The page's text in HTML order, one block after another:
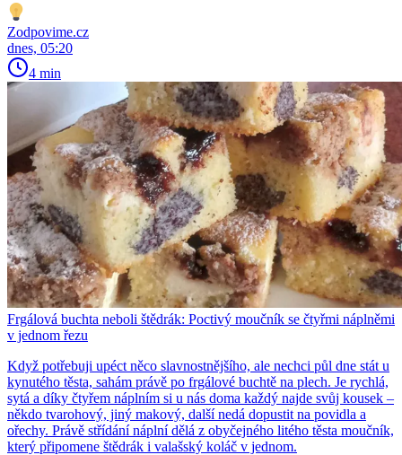
Zodpovime.cz
dnes, 05:20
4 min
Frgálová buchta neboli štědrák: Poctivý moučník se čtyřmi náplněmi
v jednom řezu
Když potřebuji upéct něco slavnostnějšího, ale nechci půl dne stát u
kynutého těsta, sahám právě po frgálové buchtě na plech. Je rychlá,
sytá a díky čtyřem náplním si u nás doma každý najde svůj kousek –
někdo tvarohový, jiný makový, další nedá dopustit na povidla a
ořechy. Právě střídání náplní dělá z obyčejného litého těsta moučník,
který připomene štědrák i valašský koláč v jednom.